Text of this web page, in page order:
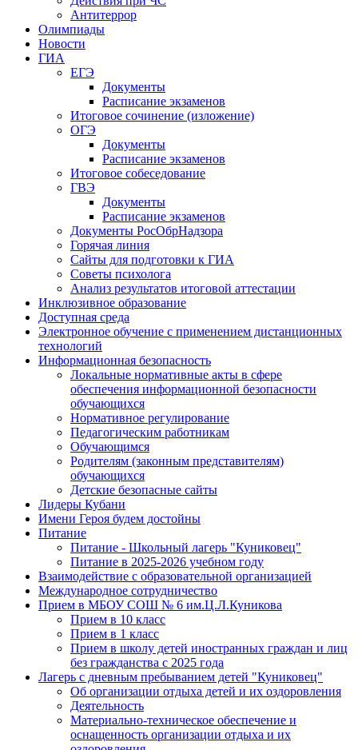
Антитеррор
Олимпиады
Новости
ГИА
ЕГЭ
Документы
Расписание экзаменов
Итоговое сочинение (изложение)
ОГЭ
Документы
Расписание экзаменов
Итоговое собеседование
ГВЭ
Документы
Расписание экзаменов
Документы РосОбрНадзора
Горячая линия
Сайты для подготовки к ГИА
Советы психолога
Анализ результатов итоговой аттестации
Инклюзивное образование
Доступная среда
Электронное обучение с применением дистанционных
технологий
Информационная безопасность
Локальные нормативные акты в сфере
обеспечения информационной безопасности
обучающихся
Нормативное регулирование
Педагогическим работникам
Обучающимся
Родителям (законным представителям)
обучающихся
Детские безопасные сайты
Лидеры Кубани
Имени Героя будем достойны
Питание
Питание - Школьный лагерь "Куниковец"
Питание в 2025-2026 учебном году
Взаимодействие с образовательной организацией
Международное сотрудничество
Прием в МБОУ СОШ № 6 им.Ц.Л.Куникова
Прием в 10 класс
Прием в 1 класс
Прием в школу детей иностранных граждан и лиц
без гражданства с 2025 года
Лагерь с дневным пребыванием детей "Куниковец"
Об организации отдыха детей и их оздоровления
Деятельность
Материально-техническое обеспечение и
оснащенность организации отдыха и их